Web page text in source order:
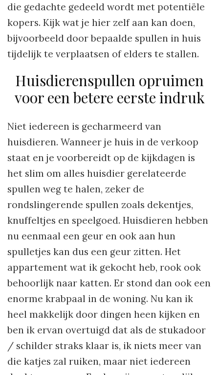
die gedachte gedeeld wordt met potentiële
kopers. Kijk wat je hier zelf aan kan doen,
bijvoorbeeld door bepaalde spullen in huis
tijdelijk te verplaatsen of elders te stallen.
Huisdierenspullen opruimen
voor een betere eerste indruk
Niet iedereen is gecharmeerd van
huisdieren. Wanneer je huis in de verkoop
staat en je voorbereidt op de kijkdagen is
het slim om alles huisdier gerelateerde
spullen weg te halen, zeker de
rondslingerende spullen zoals dekentjes,
knuffeltjes en speelgoed. Huisdieren hebben
nu eenmaal een geur en ook aan hun
spulletjes kan dus een geur zitten. Het
appartement wat ik gekocht heb, rook ook
behoorlijk naar katten. Er stond dan ook een
enorme krabpaal in de woning. Nu kan ik
heel makkelijk door dingen heen kijken en
ben ik ervan overtuigd dat als de stukadoor
/ schilder straks klaar is, ik niets meer van
die katjes zal ruiken, maar niet iedereen